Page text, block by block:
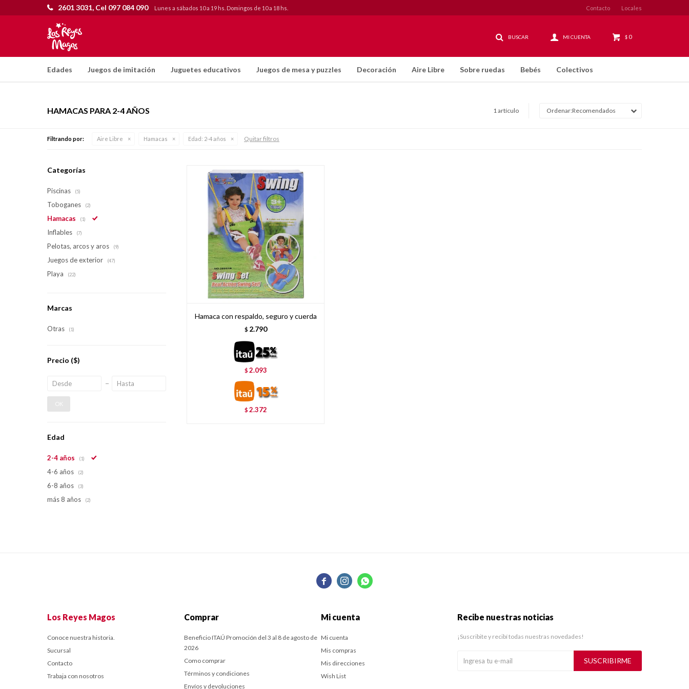
Edades Juegos de imitación Juguetes educativos Juegos de mesa y puzzles Decoración Aire Libre Sobre ruedas Bebés Colectivos
$ 0
2601 3031, Cel 097 084 090 Lunes a sábados 10 a 19 hs. Domingos de 10 a 18 hs. Contacto Locales
HAMACAS PARA 2-4 AÑOS 1 artículo Recomendados
Filtrando por: Aire Libre Hamacas Edad: 2-4 años Quitar filtros
Hamaca con respaldo, seguro y cuerda
$ 2.790
$2.093
$2.372
Categorías
Piscinas (5)
Toboganes (2)
Hamacas (1)
Inflables (7)
Pelotas, arcos y aros (9)
Juegos de exterior (47)
Playa (22)
Marcas
Otras (1)
Precio ($)
OK
Edad
2-4 años (1)
4-6 años (2)
6-8 años (3)
más 8 años (2)
  
Los Reyes Magos
Conoce nuestra historia.
Sucursal
Contacto
Trabaja con nosotros
Comprar
Beneficio ITAÚ Promoción del 3 al 8 de agosto de
2026
Como comprar
Términos y condiciones
Envíos y devoluciones
Mi cuenta
Mi cuenta
Mis compras
Mis direcciones
Wish List
Recibe nuestras noticias
¡Suscribite y recibí todas nuestras novedades!
SUSCRIBIRME